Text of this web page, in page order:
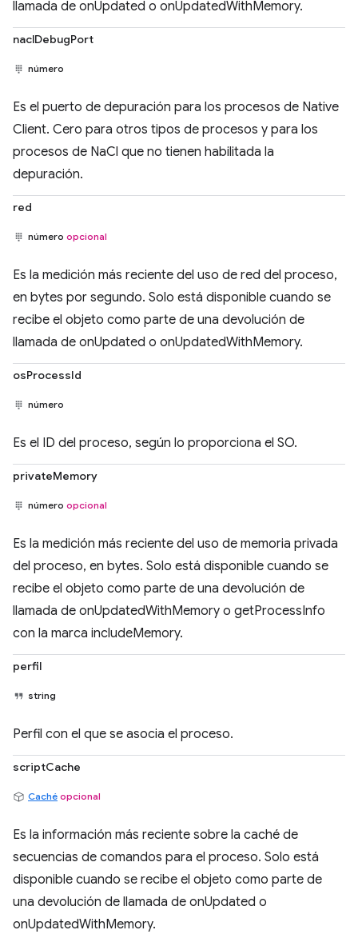
llamada de onUpdated o onUpdatedWithMemory.
naclDebugPort
número
Es el puerto de depuración para los procesos de Native
Client. Cero para otros tipos de procesos y para los
procesos de NaCl que no tienen habilitada la
depuración.
red
número opcional
Es la medición más reciente del uso de red del proceso,
en bytes por segundo. Solo está disponible cuando se
recibe el objeto como parte de una devolución de
llamada de onUpdated o onUpdatedWithMemory.
osProcessId
número
Es el ID del proceso, según lo proporciona el SO.
privateMemory
número opcional
Es la medición más reciente del uso de memoria privada
del proceso, en bytes. Solo está disponible cuando se
recibe el objeto como parte de una devolución de
llamada de onUpdatedWithMemory o getProcessInfo
con la marca includeMemory.
perfil
string
Perfil con el que se asocia el proceso.
scriptCache
Caché opcional
Es la información más reciente sobre la caché de
secuencias de comandos para el proceso. Solo está
disponible cuando se recibe el objeto como parte de
una devolución de llamada de onUpdated o
onUpdatedWithMemory.